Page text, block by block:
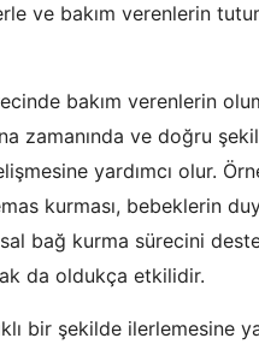
ve bakım verenlerin
bakım verenlerin
zamanında ve doğru
yardımcı olur.
kurması, bebeklerin
bağ kurma sürecini
da oldukça etkilidir.
bir şekilde ilerlemesine